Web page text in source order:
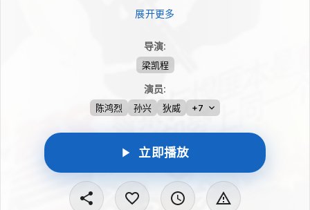
擦不断。方翔的童年好友阿杰混迹黑道，仍与他相互照应。后来方
翔和阿杰都爱上雯倩，而雯倩心中只有阿杰。一次追捕中雯倩被挟
阿杰的误会。
展开更多
导演:
梁凯程
演员:
陈鸿烈 孙兴 狄威 +7
立即播放